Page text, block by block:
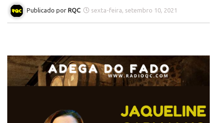
RQC sexta-feira, setembro 10, 2021